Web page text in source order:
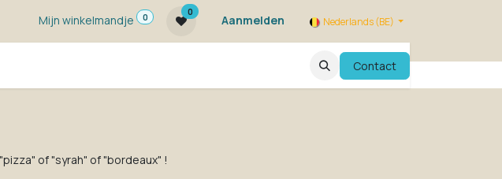
Mijn winkelmandje
0
0
Aanmelden Nederlands (BE)
EvenementenContact
of "syrah" of "bordeaux" !